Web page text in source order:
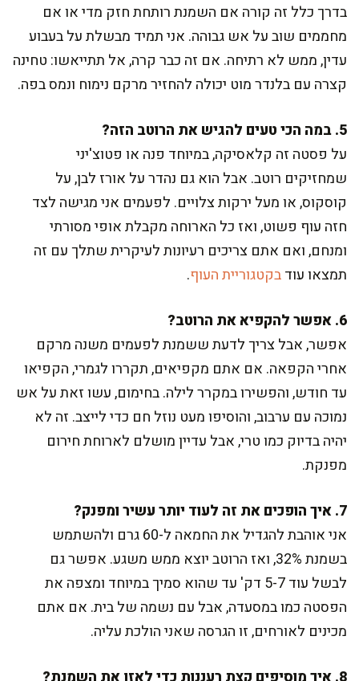
בדרך כלל זה קורה אם השמנת רותחת חזק מדי או אם
מחממים שוב על אש גבוהה. אני תמיד מבשלת על בעבוע
עדין, ממש לא רתיחה. אם זה כבר קרה, אל תתייאשו: טחינה
קצרה עם בלנדר מוט יכולה להחזיר מרקם נימוח ונמס בפה.
5. במה הכי טעים להגיש את הרוטב הזה?
על פסטה זה קלאסיקה, במיוחד פנה או פטוצ'יני
שמחזיקים רוטב. אבל הוא גם נהדר על אורז לבן, על
קוסקוס, או מעל ירקות צלויים. לפעמים אני מגישה לצד
חזה עוף פשוט, ואז כל הארוחה מקבלת אופי מסורתי
ומנחם, ואם אתם צריכים רעיונות לעיקרית שתלך עם זה
תמצאו עודבקטגוריית העוף.
6. אפשר להקפיא את הרוטב?
אפשר, אבל צריך לדעת ששמנת לפעמים משנה מרקם
אחרי הקפאה. אם אתם מקפיאים, תקררו לגמרי, הקפיאו
עד חודש, והפשירו במקרר לילה. בחימום, עשו זאת על אש
נמוכה עם ערבוב, והוסיפו מעט נוזל חם כדי לייצב. זה לא
יהיה בדיוק כמו טרי, אבל עדיין מושלם לארוחת חירום
מפנקת.
7. איך הופכים את זה לעוד יותר עשיר ומפנק?
אני אוהבת להגדיל את החמאה ל-60 גרם ולהשתמש
בשמנת 32%, ואז הרוטב יוצא ממש משגע. אפשר גם
לבשל עוד 5-7 דק' עד שהוא סמיך במיוחד ומצפה את
הפסטה כמו במסעדה, אבל עם נשמה של בית. אם אתם
מכינים לאורחים, זו הגרסה שאני הולכת עליה.